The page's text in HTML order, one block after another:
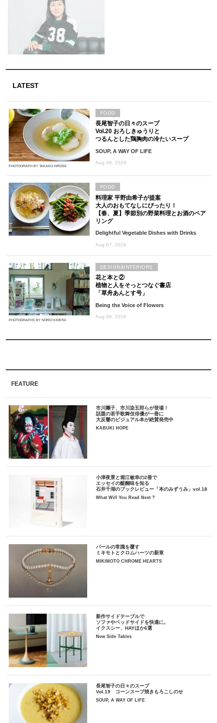
LATEST
PHOTOGRAPH BY TAKAKO HIROSE
長尾智子の日々のスープ
Vol.20 おろしきゅうりと
つるんとした鶏胸肉の冷たいスープ
SOUP, A WAY OF LIFE
Aug 08, 2026
FOOD
料理家 平野由希子が提案
大人のおもてなしにぴったり！
【春、夏】季節別の野菜料理とお酒のペア
リング
Delightful Vegetable Dishes with Drinks
Aug 07, 2026
FOOD
PHOTOGRAPHS BY NORIO KIDERA
花と本と②
植物と人をそっとつなぐ書店
「草舟あんとす号」
Being the Voice of Flowers
Aug 06, 2026
DESIGN&INTERIORS
FEATURE
市川團子、市川染五郎らが登場！
話題の若手歌舞伎俳優が一冊に
大反響のビジュアル本が絶賛発売中
KABUKI HOPE
小津夜景と堀江敏幸の2冊で
エッセイの醍醐味を知る
石井千湖のブックレビュー「本のみずうみ」vol.18
What Will You Read Next ?
パールの常識を覆す
ミキモトとクロムハーツの新章
MIKIMOTO CHROME HEARTS
新作サイドテーブルで
ソファやベッドサイドを快適に。
イクスシー、HAYほか6選
New Side Tables
長尾智子の日々のスープ
Vol.19 コーンスープ焼きもろこしのせ
SOUP, A WAY OF LIFE